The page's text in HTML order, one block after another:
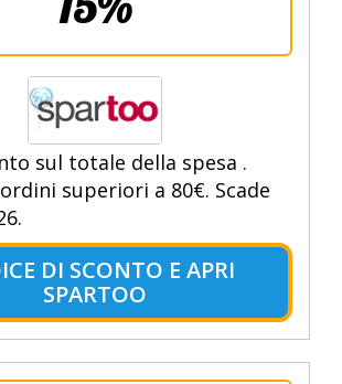
sul totale della spesa .
superiori a 80€. Scade
DI SCONTO E APRI
SPARTOO